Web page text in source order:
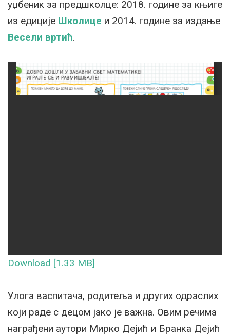
уџбеник за предшколце: 2018. године за књиге
из едиције Школице и 2014. године за издање
Весели вртић.
Download [1.33 MB]
Улога васпитача, родитеља и других одраслих
који раде с децом јако је важна. Овим речима
награђени аутори Мирко Дејић и Бранка Дејић